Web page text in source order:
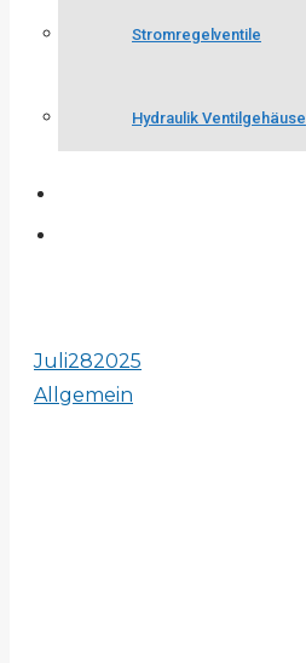
Stromregelventile
Hydraulik Ventilgehäuse
Juli282025
Allgemein